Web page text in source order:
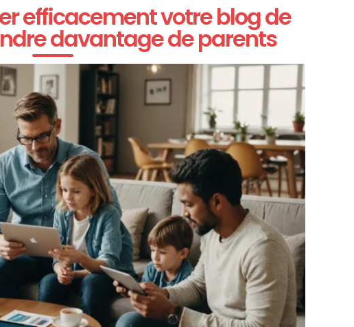
efficacement votre blog de
davantage de parents